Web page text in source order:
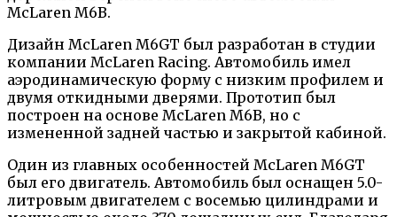
McLaren M6B.
Дизайн McLaren M6GT был разработан в студии
компании McLaren Racing. Автомобиль имел
аэродинамическую форму с низким профилем и
двумя откидными дверями. Прототип был
построен на основе McLaren M6B, но с
измененной задней частью и закрытой кабиной.
Один из главных особенностей McLaren M6GT
был его двигатель. Автомобиль был оснащен 5.0-
литровым двигателем с восемью цилиндрами и